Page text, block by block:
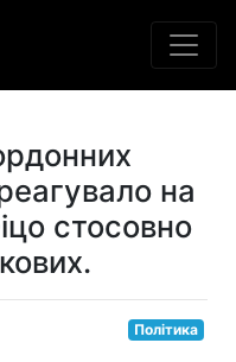
на
стосовно
Політика